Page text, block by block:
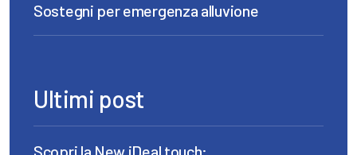
Sostegni per emergenza alluvione
Ultimi post
Scopri la New iDeal touch: